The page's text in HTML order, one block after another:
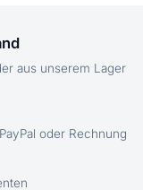
aus unserem Lager
oder Rechnung